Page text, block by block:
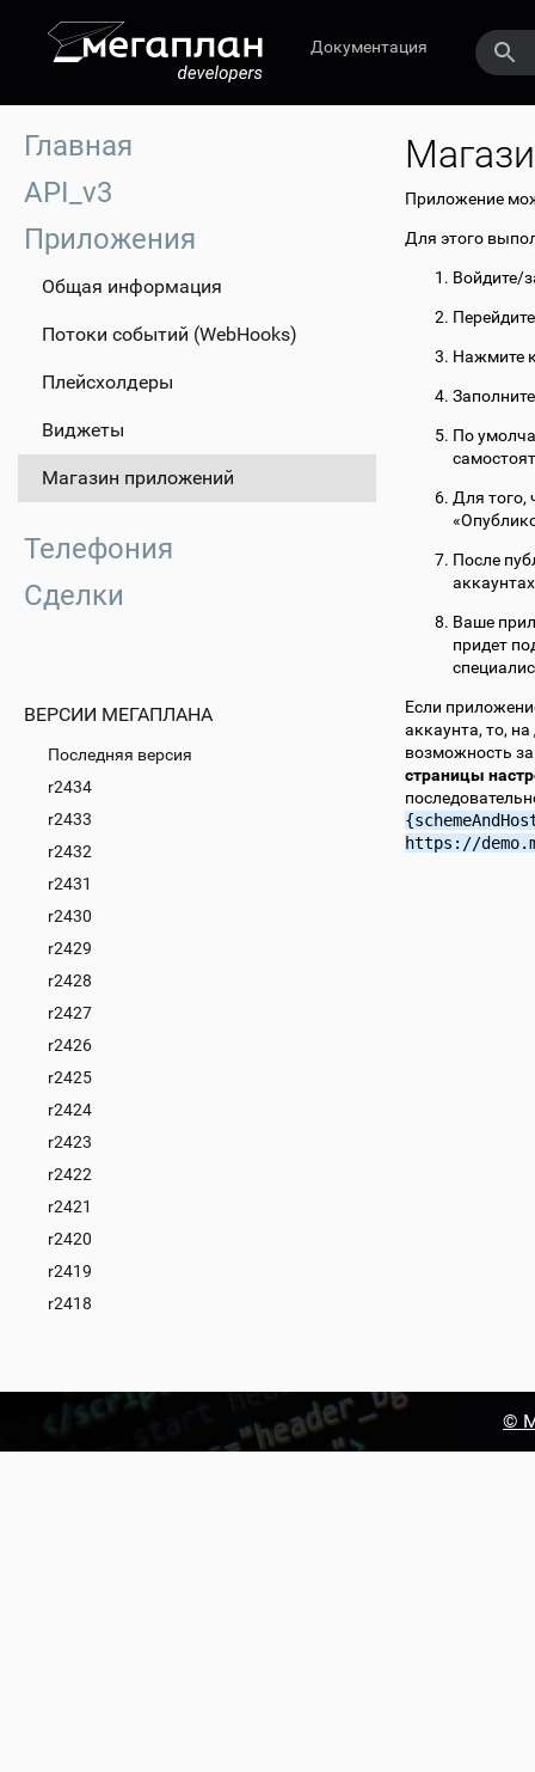
Документация
Главная
API_v3
Приложения
Общая информация
Потоки событий (WebHooks)
Плейсхолдеры
Виджеты
Магазин приложений
Телефония
Сделки
ВЕРСИИ МЕГАПЛАНА
Последняя версия
r2434
r2433
r2432
r2431
r2430
r2429
r2428
r2427
r2426
r2425
r2424
r2423
r2422
r2421
r2420
r2419
r2418
Приложение
Для этого
Войдите/
Нажмите
По
Для того,
После
Ваше
придет
Если
аккаунта, то,
возможность
страницы
https://
©